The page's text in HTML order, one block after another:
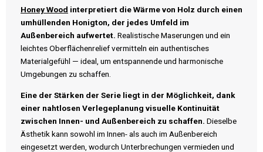
Honey Wood interpretiert die Wärme von Holz durch einen
umhüllenden Honigton, der jedes Umfeld im
Außenbereich aufwertet. Realistische Maserungen und ein
leichtes Oberflächenrelief vermitteln ein authentisches
Materialgefühl — ideal, um entspannende und harmonische
Umgebungen zu schaffen.
Eine der Stärken der Serie liegt in der Möglichkeit, dank
einer nahtlosen Verlegeplanung visuelle Kontinuität
zwischen Innen- und Außenbereich zu schaffen. Dieselbe
Ästhetik kann sowohl im Innen- als auch im Außenbereich
eingesetzt werden, wodurch Unterbrechungen vermieden und